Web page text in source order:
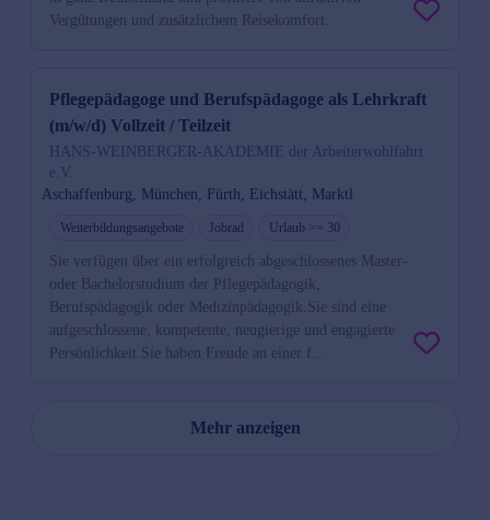
Vergütungen und zusätzlichem Reisekomfort.
Pflegepädagoge und Berufspädagoge als Lehrkraft
(m/w/d) Vollzeit / Teilzeit
HANS-WEINBERGER-AKADEMIE der Arbeiterwohlfahrt
e.V.
Aschaffenburg, München, Fürth, Eichstätt, Marktl
Weiterbildungsangebote Jobrad Urlaub >= 30
Sie verfügen über ein erfolgreich abgeschlossenes Master-
oder Bachelorstudium der Pflegepädagogik,
Berufspädagogik oder Medizinpädagogik.Sie sind eine
aufgeschlossene, kompetente, neugierige und engagierte
Persönlichkeit.Sie haben Freude an einer f...
Mehr anzeigen